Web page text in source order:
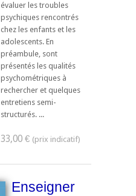
évaluer les troubles
psychiques rencontrés
chez les enfants et les
adolescents. En
préambule, sont
présentés les qualités
psychométriques à
rechercher et quelques
entretiens semi-
structurés. ...
33,00 €
Enseigner